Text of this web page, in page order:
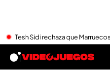
Tesh Sidi rechaza que